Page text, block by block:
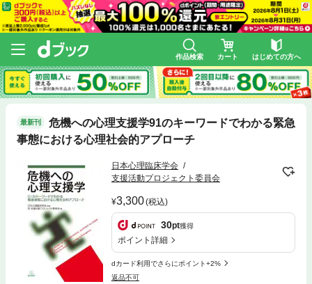
作品検索 カート はじめての方へ
最新刊
危機への心理支援学91のキーワードでわかる緊急
事態における心理社会的アプローチ
日本心理臨床学会
支援活動プロジェクト委員会
3,300(税込)
30pt獲得
ポイント詳細
dカード利用でさらにポイント+2%
返品不可